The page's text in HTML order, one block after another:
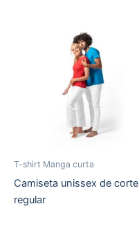
T-shirt Manga curta
Camiseta unissex de corte
regular